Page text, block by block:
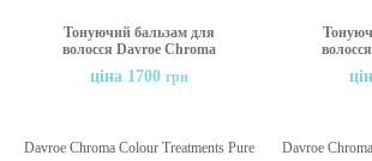
Тонуючий бальзам для
волосся Davroe Chroma
Colour Treatments Pure
Platinum Toner, 200 мл
ціна 1700 грн
Colour